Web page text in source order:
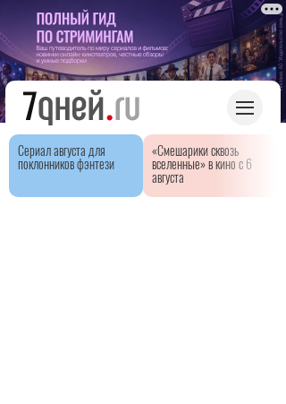
Сериал августа для
поклонников фэнтези
«Смешарики сквозь
вселенные» в кино с 6
августа